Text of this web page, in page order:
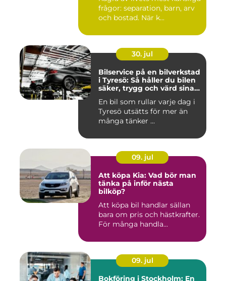
frågor: separation, barn, arv
och bostad. När k...
30. jul
Bilservice på en bilverkstad
i Tyresö: Så håller du bilen
säker, trygg och värd sina
En bil som rullar varje dag i
Tyresö utsätts för mer än
många tänker ...
09. jul
Att köpa Kia: Vad bör man
tänka på inför nästa
bilköp?
Att köpa bil handlar sällan
bara om pris och hästkrafter.
För många handla...
09. jul
Bokföring i Stockholm: En